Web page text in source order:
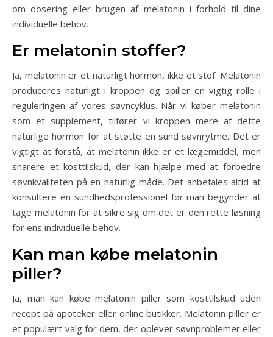
om dosering eller brugen af melatonin i forhold til dine
individuelle behov.
Er melatonin stoffer?
Ja, melatonin er et naturligt hormon, ikke et stof. Melatonin
produceres naturligt i kroppen og spiller en vigtig rolle i
reguleringen af vores søvncyklus. Når vi køber melatonin
som et supplement, tilfører vi kroppen mere af dette
naturlige hormon for at støtte en sund søvnrytme. Det er
vigtigt at forstå, at melatonin ikke er et lægemiddel, men
snarere et kosttilskud, der kan hjælpe med at forbedre
søvnkvaliteten på en naturlig måde. Det anbefales altid at
konsultere en sundhedsprofessionel før man begynder at
tage melatonin for at sikre sig om det er den rette løsning
for ens individuelle behov.
Kan man købe melatonin
piller?
Ja, man kan købe melatonin piller som kosttilskud uden
recept på apoteker eller online butikker. Melatonin piller er
et populært valg for dem, der oplever søvnproblemer eller